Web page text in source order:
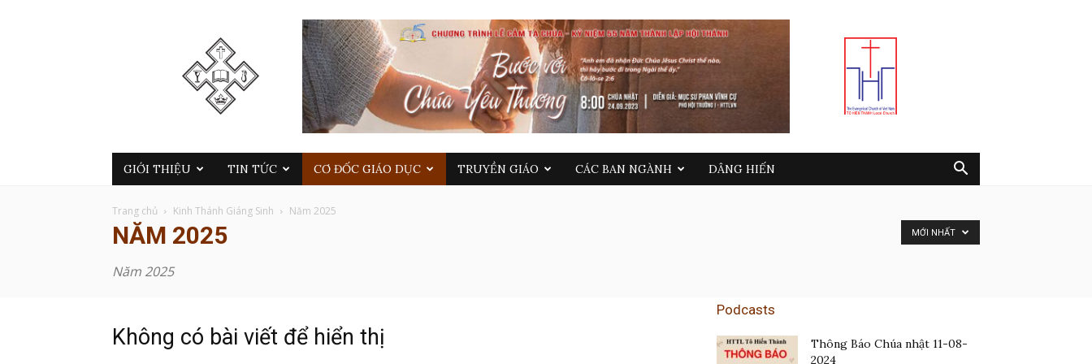
GIỚI THIỆU TIN TỨC CƠ ĐỐC GIÁO DỤC TRUYỀN GIÁO CÁC BAN NGÀNH DÂNG HIẾN
Trang chủ Kinh Thánh Giáng Sinh Năm 2025
NĂM 2025
Năm 2025
MỚI NHẤT
Không có bài viết để hiển thị
Podcasts
Thông Báo Chúa nhật 11-08-
2024